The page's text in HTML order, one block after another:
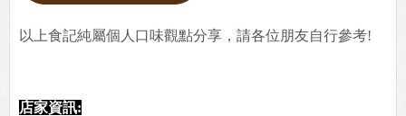
以上食記純屬個人口味觀點分享，請各位朋友自行參考!
店家資訊: